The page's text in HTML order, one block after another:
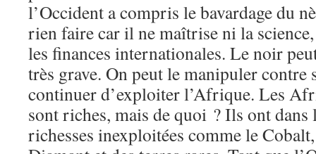
l’Occident a compris le bavardage du
rien faire car il ne maîtrise ni la
les finances internationales. Le noir
très grave. On peut le manipuler contre
continuer d’exploiter l’Afrique. Les
sont riches, mais de quoi ? Ils ont dans
richesses inexploitées comme le